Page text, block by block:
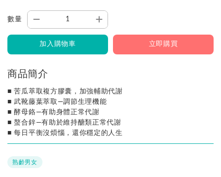
數量
加入購物車 立即購買
商品簡介
■ 苦瓜萃取複方膠囊，加強輔助代謝
■ 武靴藤葉萃取—調節生理機能
■ 酵母鉻—有助身體正常代謝
■ 螯合鋅—有助於維持醣類正常代謝
■ 每日平衡沒煩惱，還你穩定的人生
熟齡男女